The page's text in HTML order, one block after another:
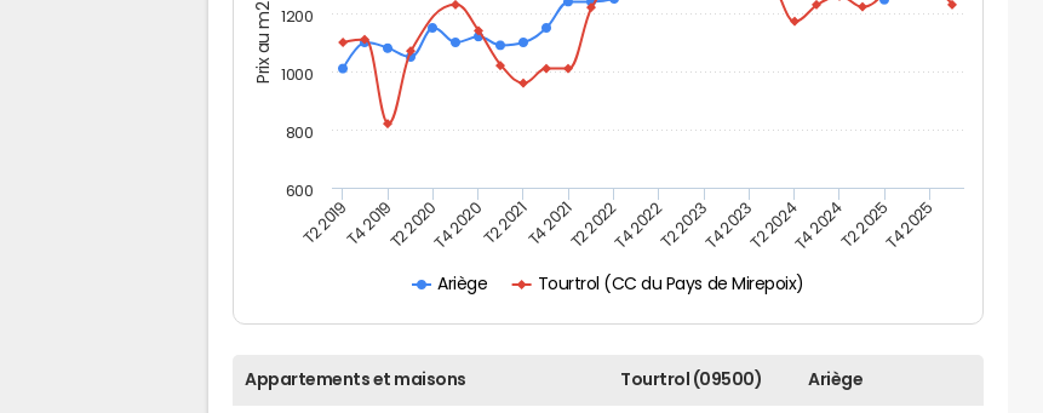
Prix au m2
Ariège Tourtrol (CC du Pays de Mirepoix)
T2 2019T4 2019T2 2020T4 2020T2 2021T4 2021T2 2022T4 2022T2 2023T4 2023T2 2024T4 2024T2 2025T4 2025
600
800
1000
1200
Appartements et maisons Tourtrol (09500) Ariège